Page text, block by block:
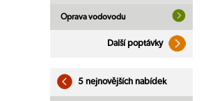
Oprava vodovodu
Další poptávky
5 nejnovějších nabídek